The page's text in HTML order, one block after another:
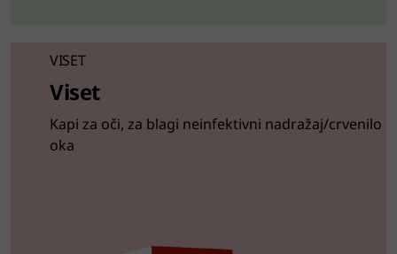
VISET
Viset
Kapi za oči, za blagi neinfektivni nadražaj/crvenilo
oka